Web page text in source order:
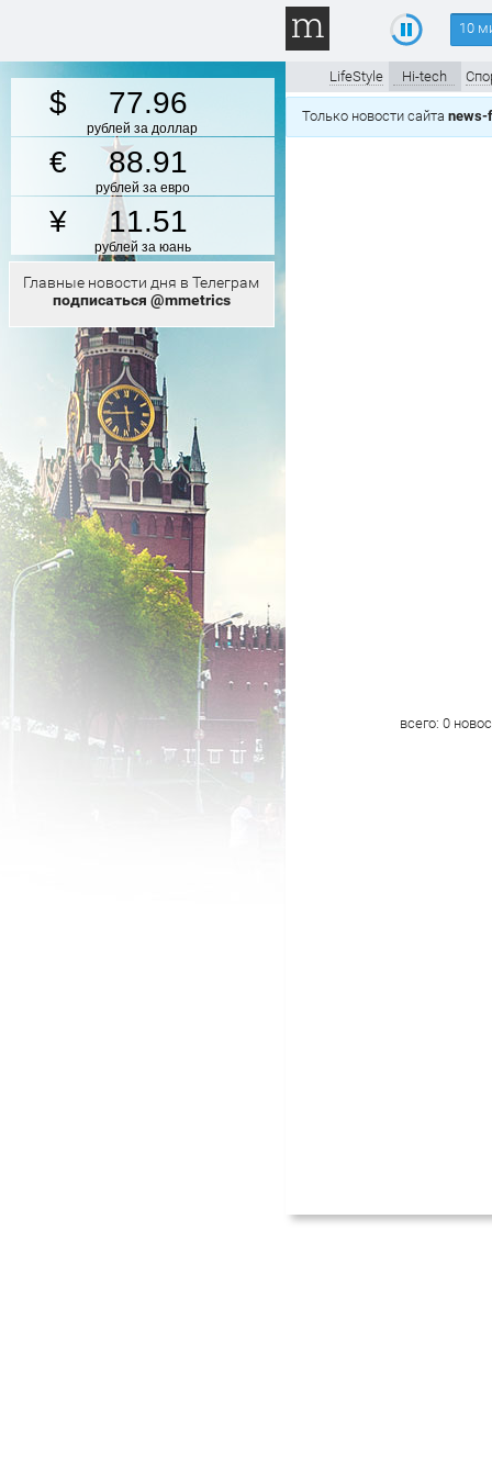
77.96
рублей за доллар
88.91
рублей за евро
11.51
рублей за юань
Главные новости дня в Телеграм
подписаться @mmetrics
10
LifeStyle Hi-tech
Только новости сайта news-
всего: 0